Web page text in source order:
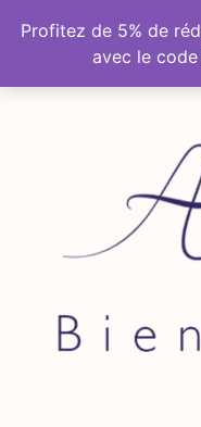
Profitez de 5% de
avec le